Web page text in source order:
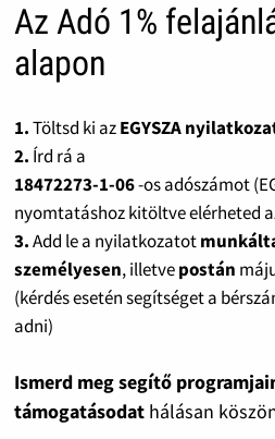
Az Adó 1%
alapon
1.Töltsd ki azEGYSZA
2. Írd rá a
18472273-1-06-os adószámot
nyomtatáshoz kitöltve elérheted
3.Add le a nyilatkozatot
személyesen, illetvepostán
(kérdés esetén segítséget a
adni)
Ismerd meg segítő
támogatásodat hálásan